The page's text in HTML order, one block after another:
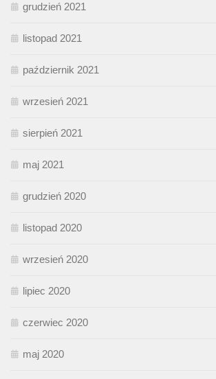
grudzień 2021
listopad 2021
październik 2021
wrzesień 2021
sierpień 2021
maj 2021
grudzień 2020
listopad 2020
wrzesień 2020
lipiec 2020
czerwiec 2020
maj 2020